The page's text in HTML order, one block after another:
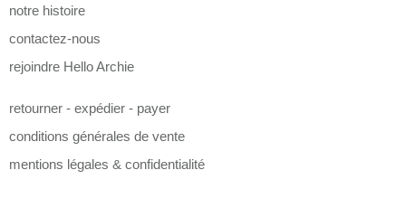
notre histoire
contactez-nous
rejoindre Hello Archie
retourner - expédier - payer
conditions générales de vente
mentions légales & confidentialité